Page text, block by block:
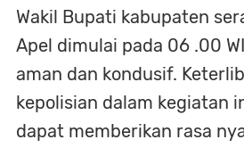
Wakil Bupati kabupaten
Apel dimulai pada 06 .00
aman dan kondusif.
kepolisian dalam kegiatan
dapat memberikan rasa